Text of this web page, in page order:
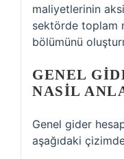
maliyetlerinin
sektörde toplam
bölümünü
GENEL
NASIL
Genel gider
aşağıdaki